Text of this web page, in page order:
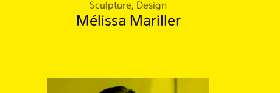
Sculpture, Design
Mélissa Mariller